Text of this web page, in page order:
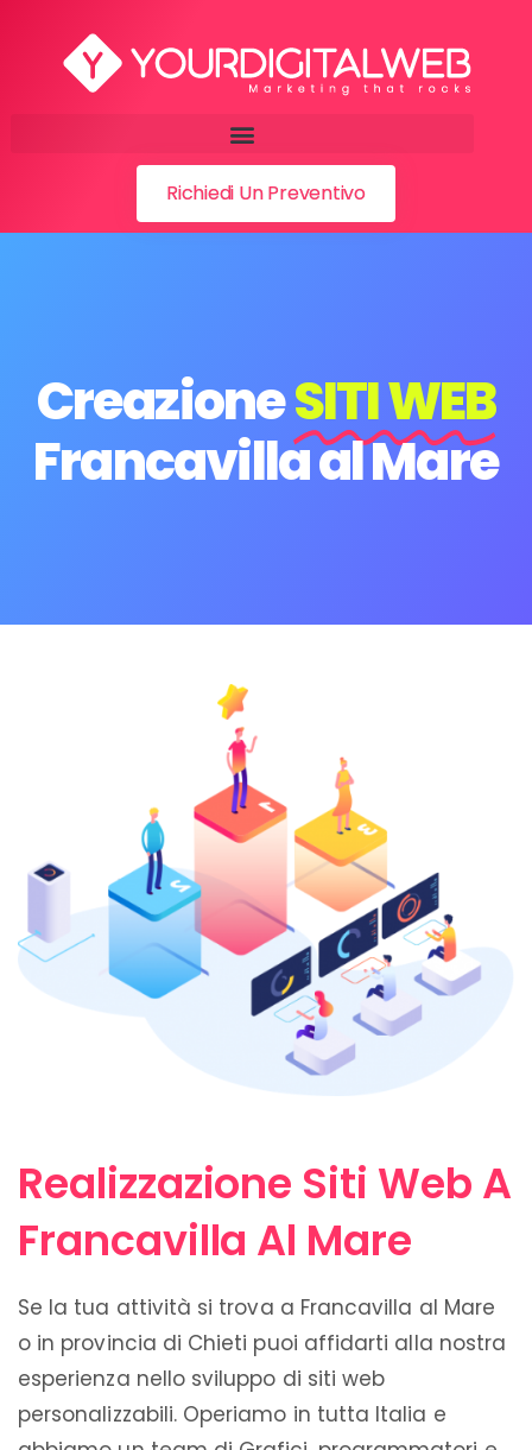
Richiedi Un Preventivo
CreazioneSITI WEB
Francavilla al Mare
Realizzazione Siti Web A
Francavilla Al Mare
Se la tua attività si trova a Francavilla al Mare
o in provincia di Chieti puoi affidarti alla nostra
esperienza nello sviluppo di siti web
personalizzabili. Operiamo in tutta Italia e